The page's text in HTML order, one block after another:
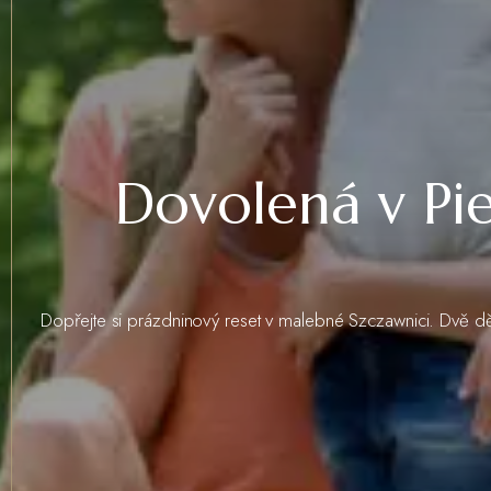
Dovolená v
Dopřejte si prázdninový reset v malebné Szczawnici. Dvě